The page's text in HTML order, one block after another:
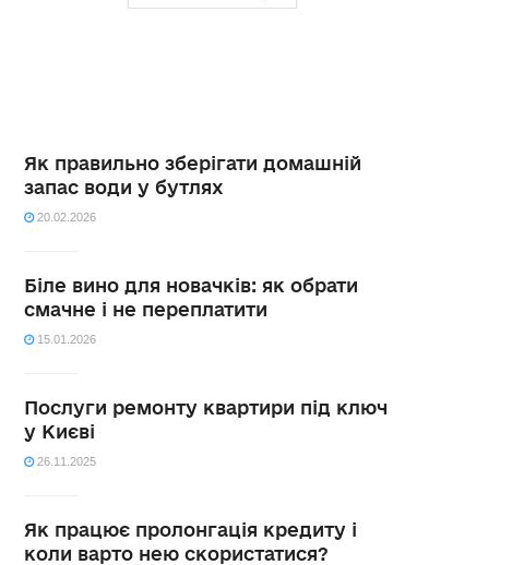
Як правильно зберігати домашній
запас води у бутлях
20.02.2026
Біле вино для новачків: як обрати
смачне і не переплатити
15.01.2026
Послуги ремонту квартири під ключ
у Києві
26.11.2025
Як працює пролонгація кредиту і
коли варто нею скористатися?